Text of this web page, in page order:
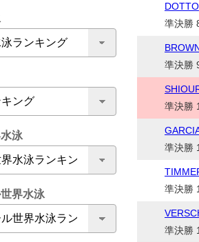
泳
界水泳
準決勝
準決勝
準決勝
準決勝
準決勝
準決勝